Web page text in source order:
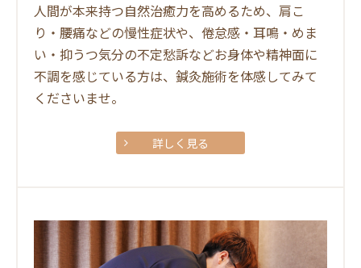
人間が本来持つ自然治癒力を高めるため、肩こ
り・腰痛などの慢性症状や、倦怠感・耳鳴・めま
い・抑うつ気分の不定愁訴などお身体や精神面に
不調を感じている方は、鍼灸施術を体感してみて
くださいませ。
詳しく見る